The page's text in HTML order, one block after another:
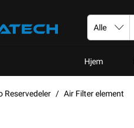
Hjem
Reservedeler Air Filter element